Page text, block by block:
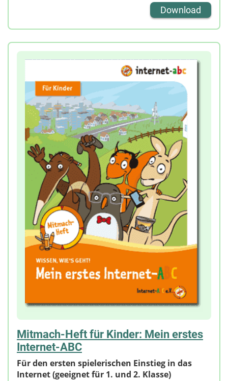
Die Entdeckerfreude der Kinder wird genauso
angeregt wie der Ehrgeiz, die Führerscheinprüfung
für das Web zu bestehen und die Surfschein-
Urkunde zu erwerben. Wer am Ende ausreichend
Fragen rund um das Internet richtig beantwortet
hat, kann sich den Führerschein fürs Internet
ausdrucken oder bekommt einen
Surfscheinausweis im Scheckkartenformat von der
Lehrkraft überreicht.
Diese Ausweise können direkt heruntergeladen
und ausgedruckt oder im Klassensatz bestellt
werden:
Ein Klassensatz entspricht 36 Ausweisen!
Download
Mitmach-Heft für Kinder: Mein erstes
Internet-ABC
Für den ersten spielerischen Einstieg in das
Internet (geeignet für 1. und 2. Klasse)